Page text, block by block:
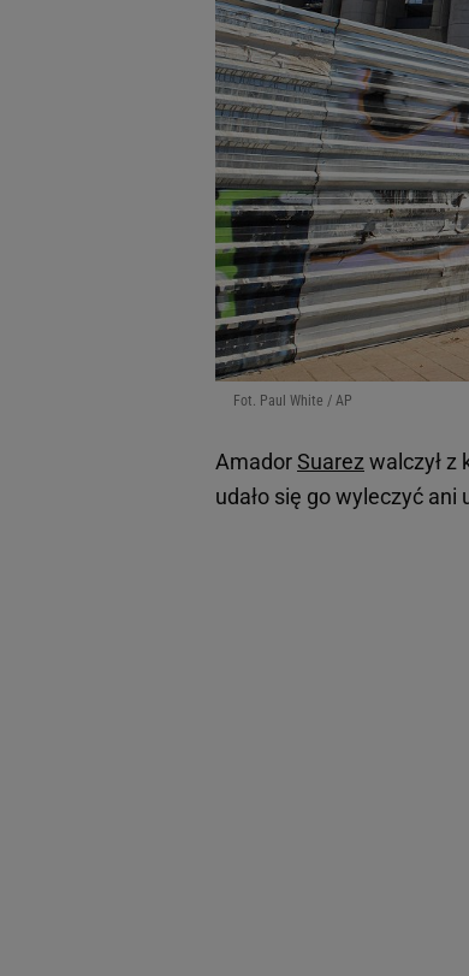
Fot. Paul White / AP
AmadorSuarezwalczył z
udało się go wyleczyć ani